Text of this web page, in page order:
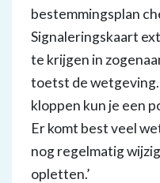
bestemmingsplan
Signaleringskaart
te krijgen in
toetst de
kloppen kun je een
Er komt best veel
nog regelmatig
opletten.’